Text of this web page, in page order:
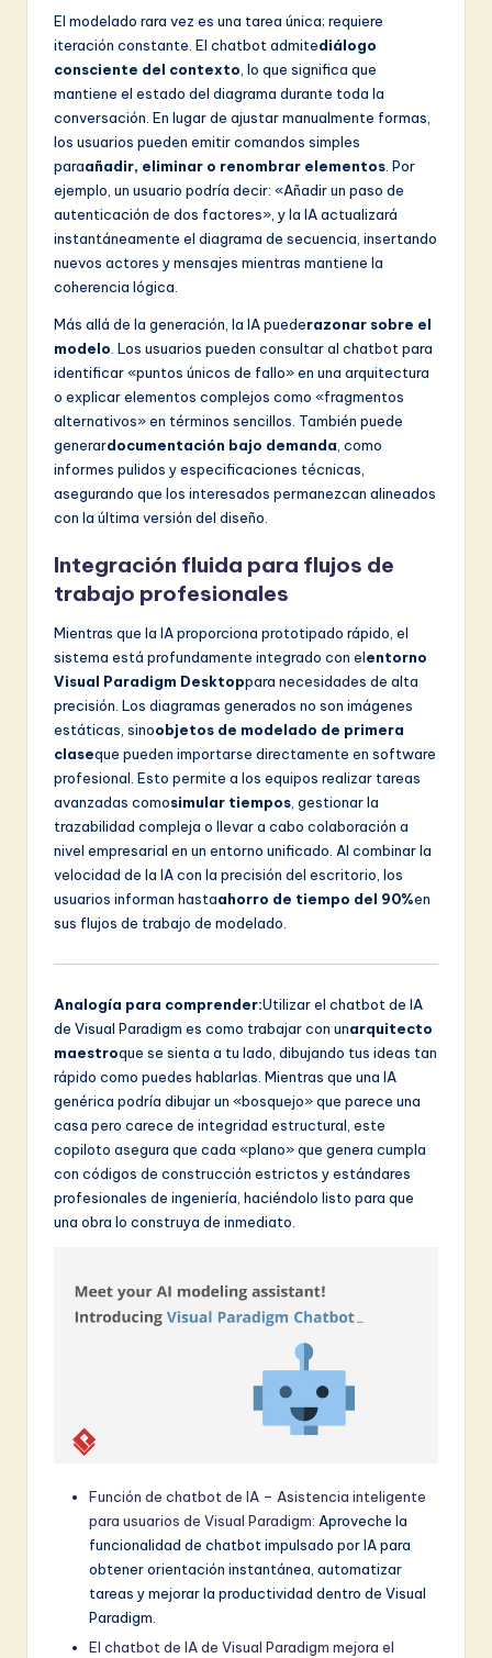
El modelado rara vez es una tarea única; requiere
iteración constante. El chatbot admitediálogo
consciente del contexto , lo que significa que
mantiene el estado del diagrama durante toda la
conversación. En lugar de ajustar manualmente formas,
los usuarios pueden emitir comandos simples
paraañadir, eliminar o renombrar elementos . Por
ejemplo, un usuario podría decir: «Añadir un paso de
autenticación de dos factores», y la IA actualizará
instantáneamente el diagrama de secuencia, insertando
nuevos actores y mensajes mientras mantiene la
coherencia lógica.
Más allá de la generación, la IA puederazonar sobre el
modelo . Los usuarios pueden consultar al chatbot para
identificar «puntos únicos de fallo» en una arquitectura
o explicar elementos complejos como «fragmentos
alternativos» en términos sencillos. También puede
generardocumentación bajo demanda , como
informes pulidos y especificaciones técnicas,
asegurando que los interesados permanezcan alineados
con la última versión del diseño.
Integración fluida para flujos de
trabajo profesionales
Mientras que la IA proporciona prototipado rápido, el
sistema está profundamente integrado con elentorno
Visual Paradigm Desktoppara necesidades de alta
precisión. Los diagramas generados no son imágenes
estáticas, sinoobjetos de modelado de primera
claseque pueden importarse directamente en software
profesional. Esto permite a los equipos realizar tareas
avanzadas comosimular tiempos, gestionar la
trazabilidad compleja o llevar a cabo colaboración a
nivel empresarial en un entorno unificado. Al combinar la
velocidad de la IA con la precisión del escritorio, los
usuarios informan hastaahorro de tiempo del 90%en
sus flujos de trabajo de modelado.
Analogía para comprender:Utilizar el chatbot de IA
de Visual Paradigm es como trabajar con unarquitecto
maestroque se sienta a tu lado, dibujando tus ideas tan
rápido como puedes hablarlas. Mientras que una IA
genérica podría dibujar un «bosquejo» que parece una
casa pero carece de integridad estructural, este
copiloto asegura que cada «plano» que genera cumpla
con códigos de construcción estrictos y estándares
profesionales de ingeniería, haciéndolo listo para que
una obra lo construya de inmediato.
Función de chatbot de IA – Asistencia inteligente
para usuarios de Visual Paradigm: Aproveche la
funcionalidad de chatbot impulsado por IA para
obtener orientación instantánea, automatizar
tareas y mejorar la productividad dentro de Visual
Paradigm.
El chatbot de IA de Visual Paradigm mejora el